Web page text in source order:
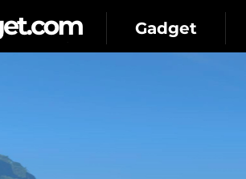
Gadget